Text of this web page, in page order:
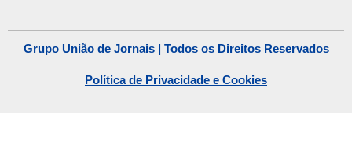
Grupo União de Jornais | Todos os Direitos Reservados
Política de Privacidade e Cookies